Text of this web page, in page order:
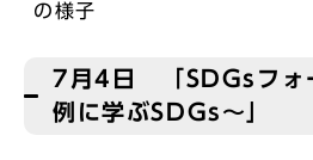
の様子
7月4日 「SDGsフォ
例に学ぶSDGs～」